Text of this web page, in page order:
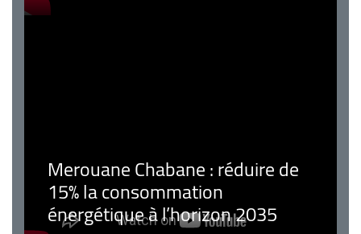
Merouane Chabane : réduire de
15% la consommation
énergétique à l’horizon 2035